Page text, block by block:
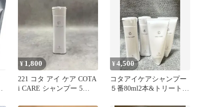
¥ 1,800
221 コタ アイ ケア COTA
i CARE シャンプー 5
¥4,500
コタアイケアシャンプー
５番80ml2本&トリートメ